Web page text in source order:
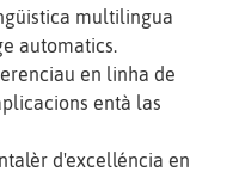
multilingua
automatics.
en linha de
entà las
d'excelléncia en